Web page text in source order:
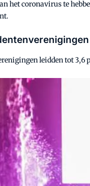
het coronavirus te
leidden tot 3,6